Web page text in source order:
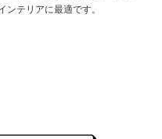
ンテリアに最適です。